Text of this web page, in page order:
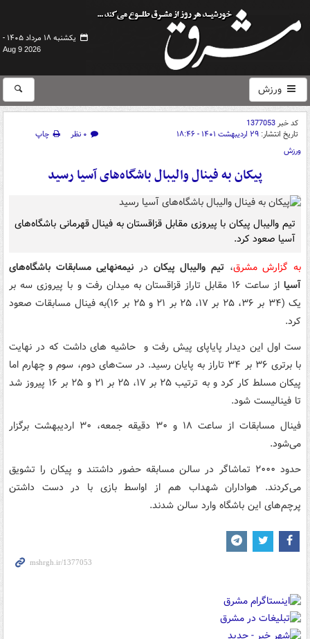
یکشنبه ۱۸ مرداد ۱۴۰۵ -
Aug 9 2026
ورزش
کد خبر1377053
تاریخ انتشار: ۲۹ اردیبهشت ۱۴۰۱ - ۱۸:۴۶ ۰ نظر
چاپ
ورزش
پیکان به فینال والیبال باشگاه‌های آسیا رسید
تیم والیبال پیکان با پیروزی مقابل قزاقستان به فینال قهرمانی باشگاه‌های
آسیا صعود کرد.
به گزارش مشرق، تیم والیبال پیکان در نیمه‌نهایی مسابقات باشگاه‌های
آسیا
از ساعت ۱۶ مقابل تاراز قزاقستان به میدان رفت و با پیروزی سه بر
یک (۳۴ بر ۳۶، ۲۵ بر ۱۷، ۲۵ بر ۲۱ و ۲۵ بر ۱۶)به فینال مسابقات صعود
کرد.
ست اول این دیدار پایاپای پیش رفت و حاشیه های داشت که در نهایت
با برتری ۳۶ بر ۳۴ تاراز به پایان رسید. در ست‌های دوم، سوم و چهارم اما
پیکان مسلط کار کرد و به ترتیب ۲۵ بر ۱۷، ۲۵ بر ۲۱ و ۲۵ بر ۱۶ پیروز شد
تا فینالیست شود.
فینال مسابقات از ساعت ۱۸ و ۳۰ دقیقه جمعه، ۳۰ اردیبهشت برگزار
می‌شود.
حدود ۲۰۰۰ تماشاگر در سالن مسابقه حضور داشتند و پیکان را تشویق
می‌کردند. هواداران شهداب هم از اواسط بازی با در دست داشتن
پرچم‌های این باشگاه وارد سالن شدند.